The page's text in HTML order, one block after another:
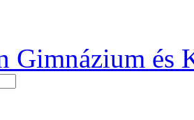
Gimnázium és